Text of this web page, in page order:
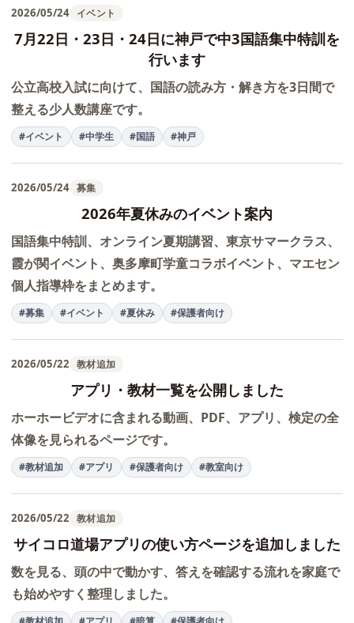
2026/05/24 イベント
7月22日・23日・24日に神戸で中3国語集中特訓を
行います
公立高校入試に向けて、国語の読み方・解き方を3日間で
整える少人数講座です。
#イベント #中学生 #国語 #神戸
2026/05/24 募集
2026年夏休みのイベント案内
国語集中特訓、オンライン夏期講習、東京サマークラス、
霞が関イベント、奥多摩町学童コラボイベント、マエセン
個人指導枠をまとめます。
#募集 #イベント #夏休み #保護者向け
2026/05/22 教材追加
アプリ・教材一覧を公開しました
ホーホービデオに含まれる動画、PDF、アプリ、検定の全
体像を見られるページです。
#教材追加 #アプリ #保護者向け #教室向け
2026/05/22 教材追加
サイコロ道場アプリの使い方ページを追加しました
数を見る、頭の中で動かす、答えを確認する流れを家庭で
も始めやすく整理しました。